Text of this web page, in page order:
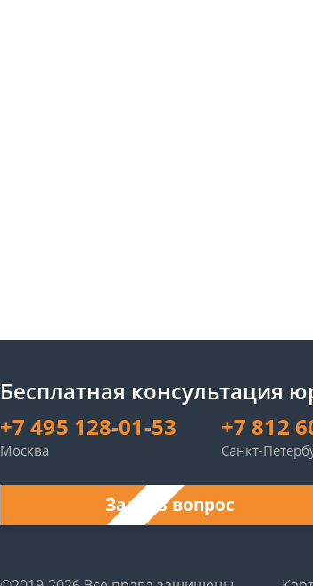
Бесплатная консультация
+7 495 128-01-53
Москва
+7 812
Санкт-
Задать вопрос